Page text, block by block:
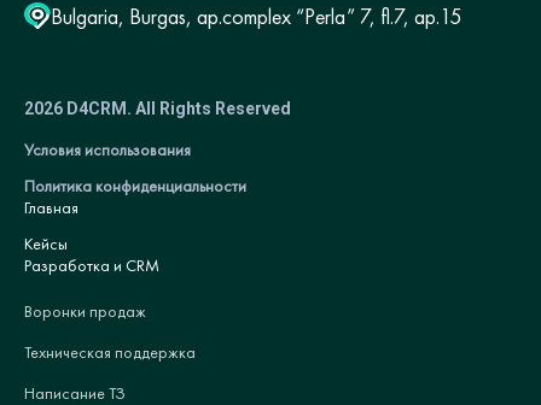
Bulgaria, Burgas, ap.complex “Perla” 7, fl.7, ap.15
2026 D4CRM. All Rights Reserved
Условия использования
Политика конфиденциальности
Главная
Кейсы
Разработка и CRM
Воронки продаж
Техническая поддержка
Написание ТЗ